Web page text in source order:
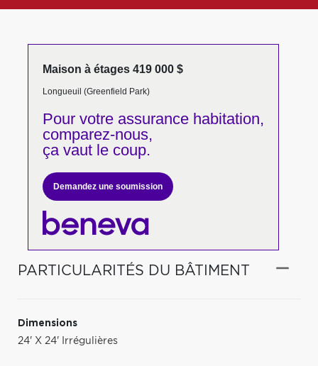
Maison à étages 419 000 $
Longueuil (Greenfield Park)
Pour votreassurance habitation,
comparez-nous,
ça vaut le coup.
Demandez une soumission
PARTICULARITÉS DU BÂTIMENT
Dimensions
24' X 24' Irrégulières